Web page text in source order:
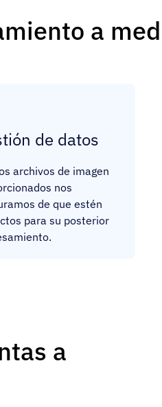
a
de datos
archivos de imagen
nos
de que estén
para su posterior
a